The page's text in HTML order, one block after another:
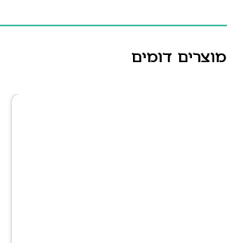
מוצרים דומים